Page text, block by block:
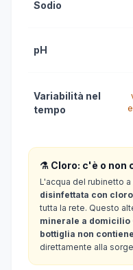
Sodio
pH
Variabilità nel
tempo
⚗️ Cloro: c'è o non
L'acqua del rubinetto
disinfettata con cloro
tutta la rete. Questo
minerale a domicilio
bottiglia non
direttamente alla